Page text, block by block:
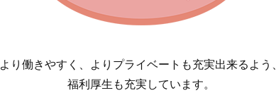
より働きやすく、よりプライベートも充実出来るよう、
福利厚生も充実しています。